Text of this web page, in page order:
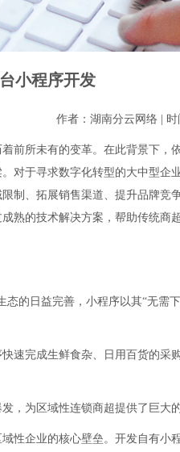
小程序开发
作者：湖南分云网络 | 时
前所未有的变革。在此背景下，
对于寻求数字化转型的大中型企
制、拓展销售渠道、提升品牌竞
熟的技术解决方案，帮助传统商
的日益完善，小程序以其“无需
速完成生鲜食杂、日用百货的采
，为区域性连锁商超提供了巨大的
性企业的核心壁垒。开发自有小